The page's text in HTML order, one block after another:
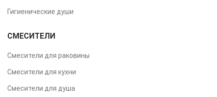
Гигиенические души
СМЕСИТЕЛИ
Смесители для раковины
Смесители для кухни
Смесители для душа